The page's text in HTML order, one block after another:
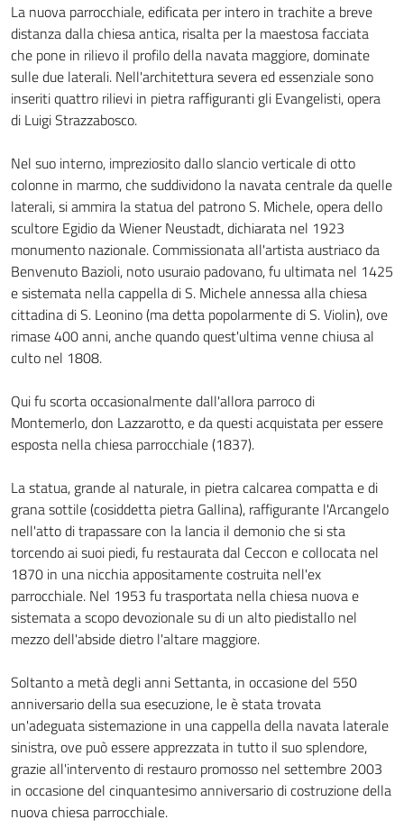
La nuova parrocchiale, edificata per intero in trachite a breve
distanza dalla chiesa antica, risalta per la maestosa facciata
che pone in rilievo il profilo della navata maggiore, dominate
sulle due laterali. Nell'architettura severa ed essenziale sono
inseriti quattro rilievi in pietra raffiguranti gli Evangelisti, opera
di Luigi Strazzabosco.
Nel suo interno, impreziosito dallo slancio verticale di otto
colonne in marmo, che suddividono la navata centrale da quelle
laterali, si ammira la statua del patrono S. Michele, opera dello
scultore Egidio da Wiener Neustadt, dichiarata nel 1923
monumento nazionale. Commissionata all'artista austriaco da
Benvenuto Bazioli, noto usuraio padovano, fu ultimata nel 1425
e sistemata nella cappella di S. Michele annessa alla chiesa
cittadina di S. Leonino (ma detta popolarmente di S. Violin), ove
rimase 400 anni, anche quando quest'ultima venne chiusa al
culto nel 1808.
Qui fu scorta occasionalmente dall'allora parroco di
Montemerlo, don Lazzarotto, e da questi acquistata per essere
esposta nella chiesa parrocchiale (1837).
La statua, grande al naturale, in pietra calcarea compatta e di
grana sottile (cosiddetta pietra Gallina), raffigurante l'Arcangelo
nell'atto di trapassare con la lancia il demonio che si sta
torcendo ai suoi piedi, fu restaurata dal Ceccon e collocata nel
1870 in una nicchia appositamente costruita nell'ex
parrocchiale. Nel 1953 fu trasportata nella chiesa nuova e
sistemata a scopo devozionale su di un alto piedistallo nel
mezzo dell'abside dietro l'altare maggiore.
Soltanto a metà degli anni Settanta, in occasione del 550
anniversario della sua esecuzione, le è stata trovata
un'adeguata sistemazione in una cappella della navata laterale
sinistra, ove può essere apprezzata in tutto il suo splendore,
grazie all'intervento di restauro promosso nel settembre 2003
in occasione del cinquantesimo anniversario di costruzione della
nuova chiesa parrocchiale.